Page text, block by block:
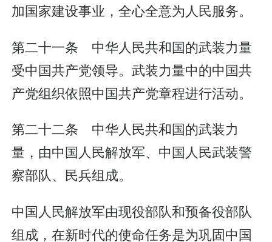
加国家建设事业，全心全意为人民服务。
第二十一条 中华人民共和国的武装力量
受中国共产党领导。武装力量中的中国共
产党组织依照中国共产党章程进行活动。
第二十二条 中华人民共和国的武装力
量，由中国人民解放军、中国人民武装警
察部队、民兵组成。
中国人民解放军由现役部队和预备役部队
组成，在新时代的使命任务是为巩固中国